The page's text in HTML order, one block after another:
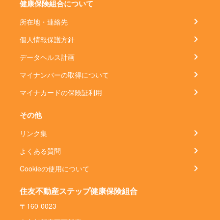
健康保険組合について
所在地・連絡先
個人情報保護方針
データヘルス計画
マイナンバーの取得について
マイナカードの保険証利用
その他
リンク集
よくある質問
Cookieの使用について
住友不動産ステップ健康保険組合
〒160-0023